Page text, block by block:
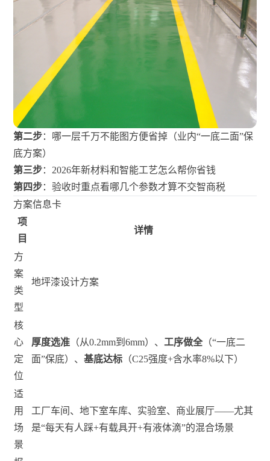
第二步：哪一层千万不能图方便省掉（业内“一底二面”保
底方案）
第三步：2026年新材料和智能工艺怎么帮你省钱
第四步：验收时重点看哪几个参数才算不交智商税
方案信息卡
项
目
详情
方
案
类
型
地坪漆设计方案
核
心
定
位
厚度选准 （从0.2mm到6mm）、 工序做全（“一底二
面”保底）、基底达标 （C25强度+含水率8%以下）
适
用
场
景
工厂车间、地下室车库、实验室、商业展厅——尤其
是“每天有人踩+有载具开+有液体滴”的混合场景